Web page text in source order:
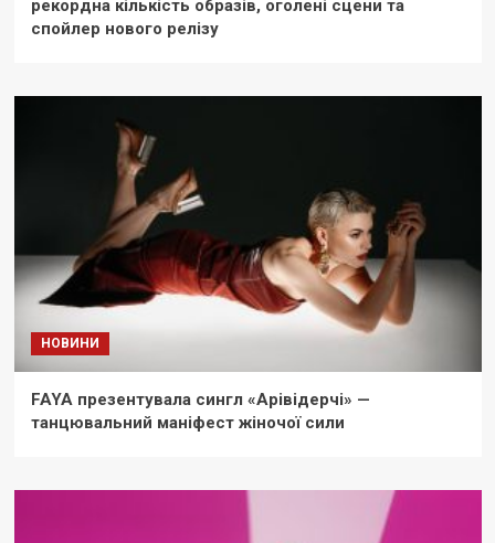
рекордна кількість образів, оголені сцени та
спойлер нового релізу
НОВИНИ
FAYA презентувала сингл «Арівідерчі» —
танцювальний маніфест жіночої сили